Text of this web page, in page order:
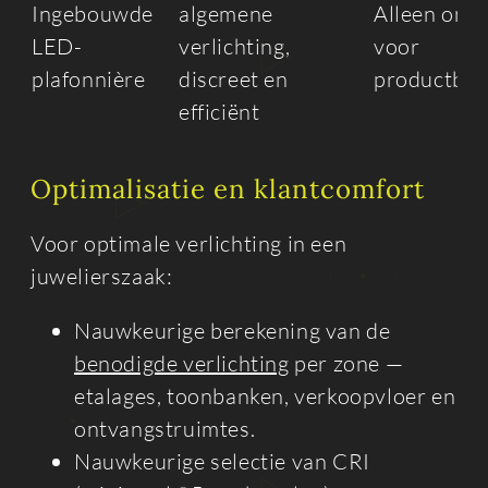
Ingebouwde
LED-
plafonnière
algemene
verlichting,
discreet en
efficiënt
Alleen
voor
Optimalisatie en klantcomfort
Voor optimale verlichting in een
juwelierszaak:
Nauwkeurige berekening van de
benodigde verlichting per zone —
etalages, toonbanken, verkoopvloer en
ontvangstruimtes.
Nauwkeurige selectie van CRI